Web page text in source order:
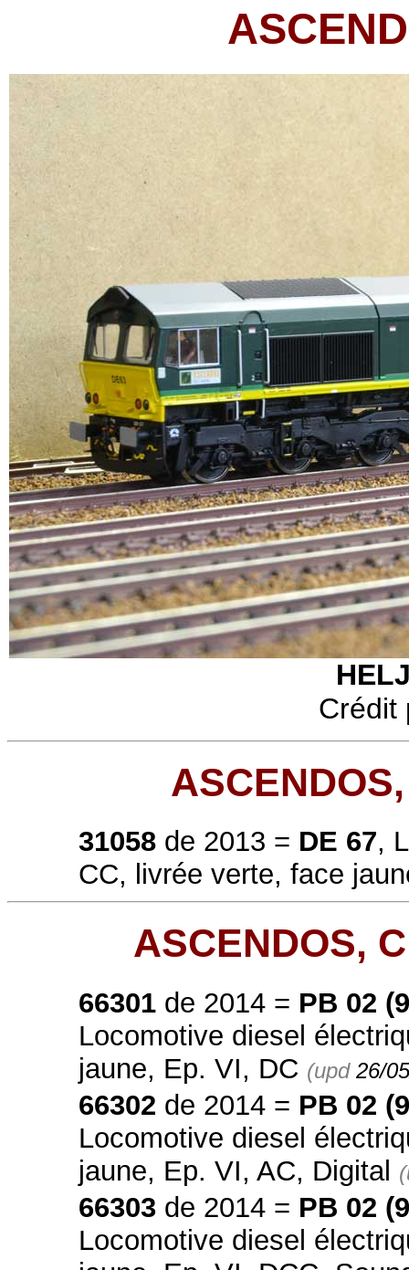
Crédit
31058 de 2013 = DE 67,
CC, livrée verte, face
ASCENDOS,
66301 de 2014 = PB 02
Locomotive diesel
jaune, Ep. VI, DC (upd 26/
66302 de 2014 = PB 02
Locomotive diesel
jaune, Ep. VI, AC, Digital
66303 de 2014 = PB 02
Locomotive diesel